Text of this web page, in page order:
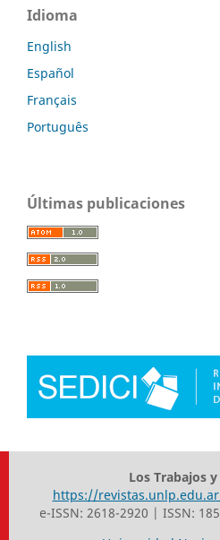
Idioma
English
Español
Français
Português
Últimas publicaciones
Los Trabajos
https://
e-ISSN: 2618-2920 | ISSN: